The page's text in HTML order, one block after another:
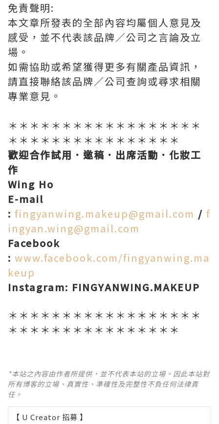
免責聲明:
本文章所發表的全部內容均屬個人意見及
感受，並不代表該品牌／公司之言論及立
場。
如需協助或希望獲得更多有關產品資訊，
請直接聯絡該品牌／公司查詢或尋求相關
專業意見。
＊＊＊＊＊＊＊＊＊＊＊＊＊＊＊＊＊＊
＊＊＊＊＊＊＊＊＊＊＊＊＊＊＊＊
歡迎合作試用．邀稿．出席活動．化妝工
作
Wing Ho
E-mail
: fingyanwing.makeup@gmail.com / f
ingyan.wing@gmail.com
Facebook
: www.facebook.com/fingyanwing.ma
keup
Instagram: FINGYANWING.MAKEUP
＊＊＊＊＊＊＊＊＊＊＊＊＊＊＊＊＊＊
＊＊＊＊＊＊＊＊＊＊＊＊＊＊＊＊
*本站之內容由作者所提供，並不代表本站的立場。因此本站對
所有博客的立場、真實性、準確性及完整性不負任何法律責
任。
【 U Creator 招募 】